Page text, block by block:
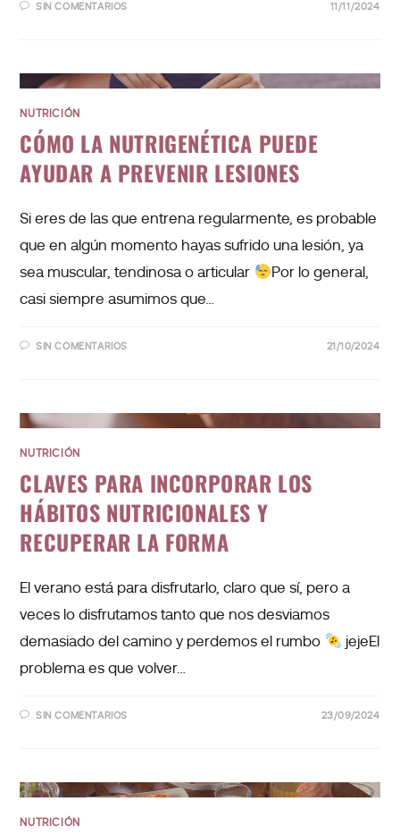
SIN COMENTARIOS 11/11/2024
NUTRICIÓN
CÓMO LA NUTRIGENÉTICA PUEDE
AYUDAR A PREVENIR LESIONES
Si eres de las que entrena regularmente, es probable
que en algún momento hayas sufrido una lesión, ya
sea muscular, tendinosa o articular
Por lo general,
casi siempre asumimos que…
SIN COMENTARIOS 21/10/2024
NUTRICIÓN
CLAVES PARA INCORPORAR LOS
HÁBITOS NUTRICIONALES Y
RECUPERAR LA FORMA
El verano está para disfrutarlo, claro que sí, pero a
veces lo disfrutamos tanto que nos desviamos
demasiado del camino y perdemos el rumbo
jejeEl
problema es que volver…
SIN COMENTARIOS 23/09/2024
NUTRICIÓN